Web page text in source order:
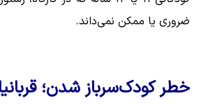
ضروری یا ممکن نمی‌داند.
خطر کودک‌سرباز شدن؛